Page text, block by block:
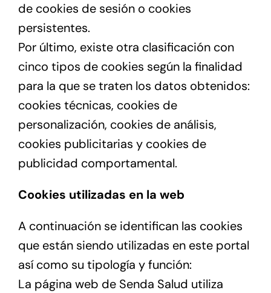
de cookies de sesión o cookies
persistentes.
Por último, existe otra clasificación con
cinco tipos de cookies según la finalidad
para la que se traten los datos obtenidos:
cookies técnicas, cookies de
personalización, cookies de análisis,
cookies publicitarias y cookies de
publicidad comportamental.
Cookies utilizadas en la web
A continuación se identifican las cookies
que están siendo utilizadas en este portal
así como su tipología y función:
La página web de Senda Salud utiliza